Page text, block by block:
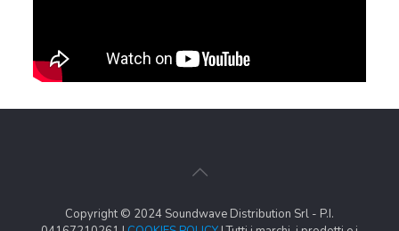
Copyright © 2024 Soundwave Distribution Srl - P.I.